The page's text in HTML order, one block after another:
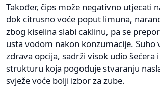
Također, čips može negativno utjecati
dok citrusno voće poput limuna,
zbog kiselina slabi caklinu, pa se
usta vodom nakon konzumacije. Suho
zdrava opcija, sadrži visok udio šećera
strukturu koja pogoduje stvaranju
svježe voće bolji izbor za zube.